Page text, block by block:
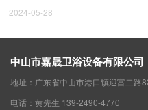
2024-05-28
中山市嘉晟卫浴设备有限公司
地址：广东省中山市港口镇迎富二路
电话：黄先生 139-2490-4770